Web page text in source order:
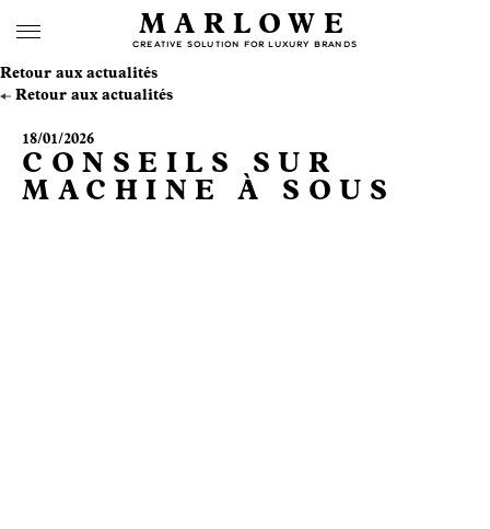
MARLOWE
CREATIVE SOLUTION FOR LUXURY BRANDS
Retour aux actualités
Retour aux actualités
18/01/2026
CONSEILS SUR
MACHINE À SOUS